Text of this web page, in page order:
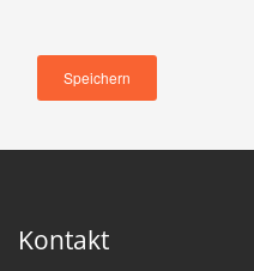
Speichern
Kontakt